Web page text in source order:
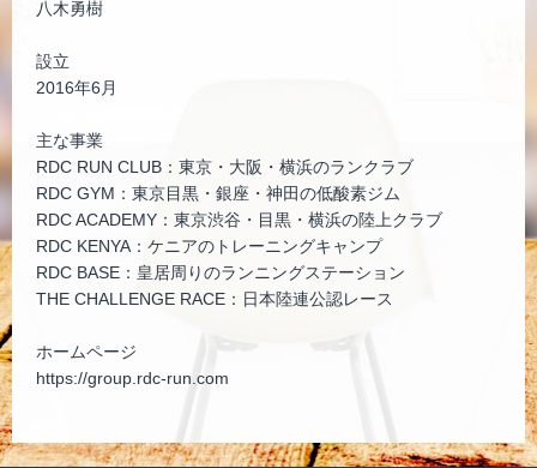
八木勇樹
設立
2016年6月
主な事業
RDC RUN CLUB：東京・大阪・横浜のランクラブ
RDC GYM：東京目黒・銀座・神田の低酸素ジム
RDC ACADEMY：東京渋谷・目黒・横浜の陸上クラブ
RDC KENYA：ケニアのトレーニングキャンプ
RDC BASE：皇居周りのランニングステーション
THE CHALLENGE RACE：日本陸連公認レース
ホームページ
https://group.rdc-run.com